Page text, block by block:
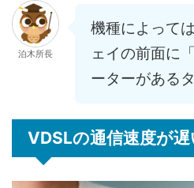
泊木所長
機種によって
ェイの前面に
ーターがある
VDSLの通信速度が